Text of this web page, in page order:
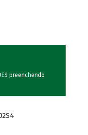
preenchendo